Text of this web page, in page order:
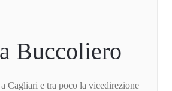
Buccoliero
Cagliari e tra poco la vicedirezione